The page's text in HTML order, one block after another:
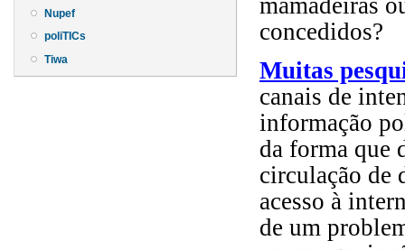
Nupef
poliTICs
Tiwa
mamadeiras
concedidos?
Muitas
canais de
informação
da forma que
circulação de
acesso à
de um